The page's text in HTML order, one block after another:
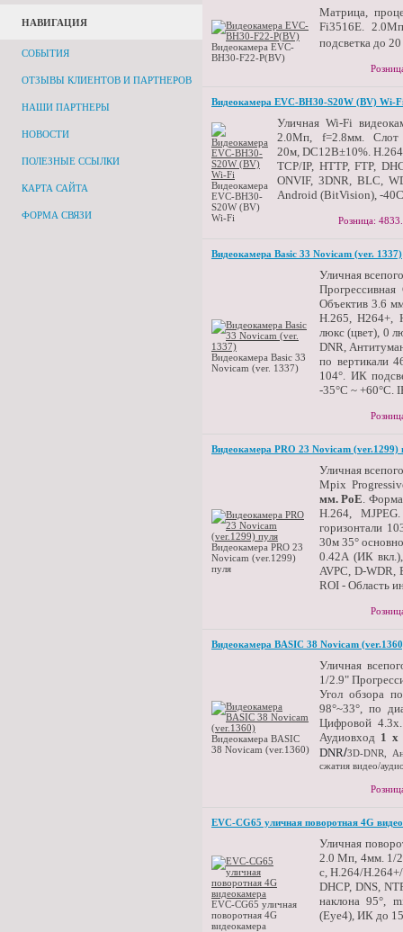
НАВИГАЦИЯ
СОБЫТИЯ
ОТЗЫВЫ КЛИЕНТОВ И ПАРТНЕРОВ
НАШИ ПАРТНЕРЫ
НОВОСТИ
ПОЛЕЗНЫЕ ССЫЛКИ
КАРТА САЙТА
ФОРМА СВЯЗИ
Видеокамера EVC-
BH30-F22-P(BV)
Матрица,
Fi3516E.
подсветка до
Видеокамера EVC-BH30-S20W (BV) Wi-
Видеокамера
EVC-BH30-
S20W (BV)
Wi-Fi
Уличная Wi-Fi
2.0Мп, f=2.8мм.
20м, DC12В±10%.
TCP/IP, HTTP, FTP,
ONVIF, 3DNR, BLC,
Android (BitVision), -
Розница:
Видеокамера Basic 33 Novicam (ver. 1337)
Видеокамера Basic 33
Novicam (ver. 1337)
Уличная
Объектив 3.6
H.265, H264+,
люкс (цвет), 0
DNR,
по вертикали
104°. ИК
-35°С ~ +60°С.
Видеокамера PRO 23 Novicam (ver.1299)
Видеокамера PRO 23
Novicam (ver.1299)
пуля
Уличная
Mpix
мм. PoE.
H.264,
горизонтали
30м 35°
0.42А (ИК
AVPC, D-WDR,
ROI - Область
Видеокамера BASIC 38 Novicam
Видеокамера BASIC
38 Novicam (ver.1360)
Уличная
1/2.9"
Угол обзора
98°~33°, по
Цифровой
Аудиовход 1 х
DNR/3D-DNR,
сжатия видео/
EVC-CG65 уличная поворотная 4G
EVC-CG65 уличная
поворотная 4G
видеокамера
Уличная
2.0 Мп, 4мм. 1/
с, H.264/
DHCP, DNS,
наклона 95°,
(Eye4), ИК до